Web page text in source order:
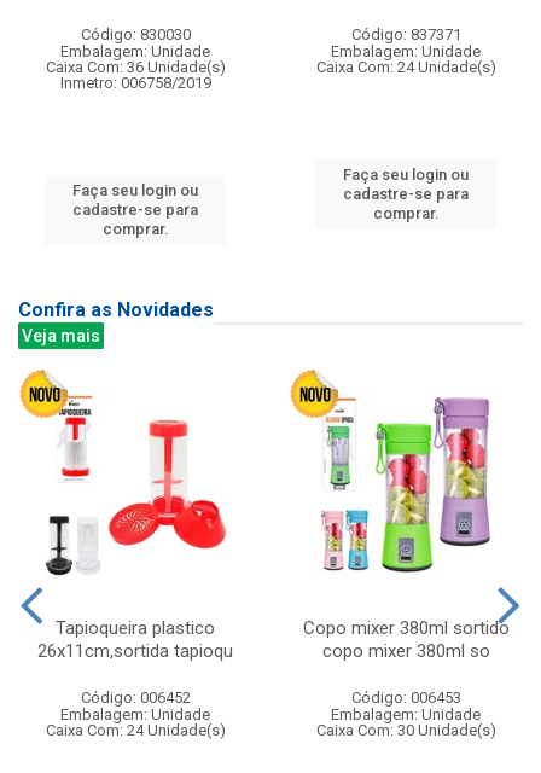
Código: 830030
Embalagem: Unidade
Caixa Com: 36 Unidade(s)
Inmetro: 006758/2019
Faça seu login ou
cadastre-se para
comprar.
Código: 837371
Embalagem: Unidade
Caixa Com: 24 Unidade(s)
Faça seu login ou
cadastre-se para
comprar.
Confira as Novidades
Veja mais
Tapioqueira plastico
26x11cm,sortida tapioqu
Código: 006452
Embalagem: Unidade
Caixa Com: 24 Unidade(s)
Copo mixer 380ml sortido
copo mixer 380ml so
Código: 006453
Embalagem: Unidade
Caixa Com: 30 Unidade(s)